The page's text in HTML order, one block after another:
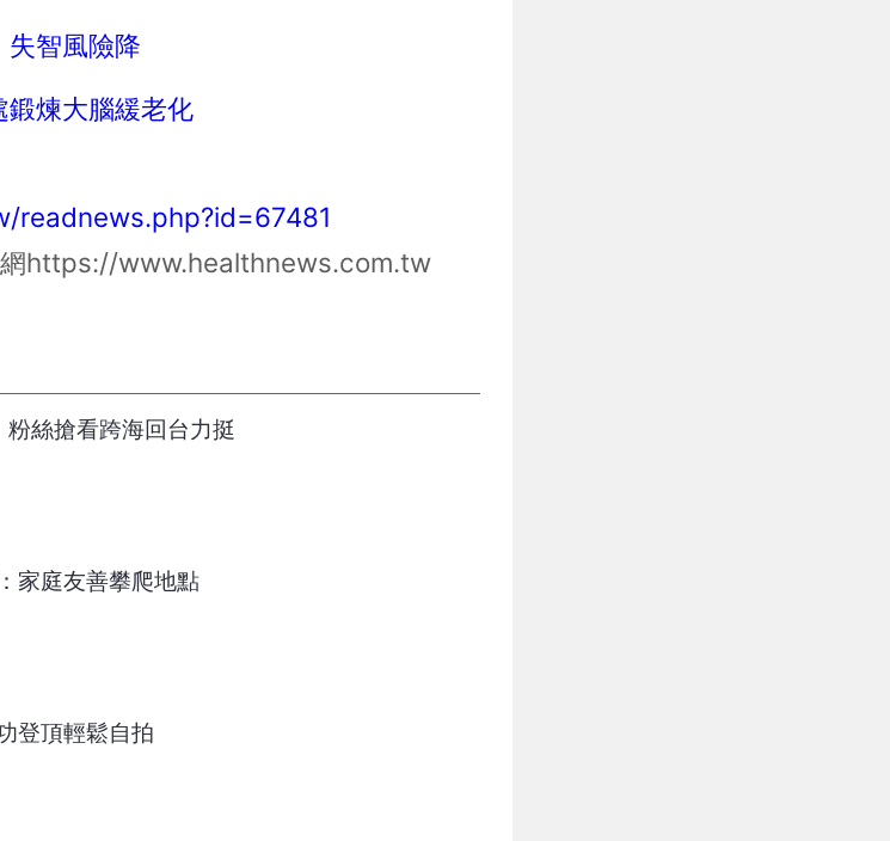
智風險降
煉大腦緩老化
readnews.php?id=67481
https://www.healthnews.com.tw
絲搶看跨海回台力挺
家庭友善攀爬地點
登頂輕鬆自拍